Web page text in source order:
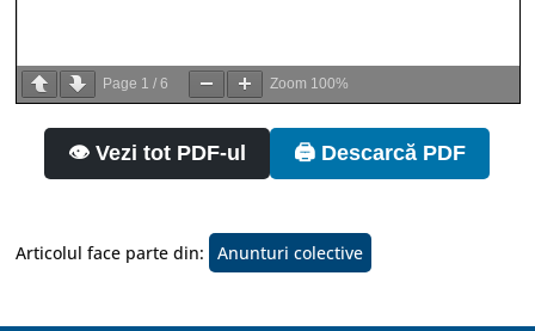
Page 1 /6 Zoom 100%
👁️ Vezi tot PDF-ul 🖨️ Descarcă PDF
Articolul face parte din: Anunturi colective